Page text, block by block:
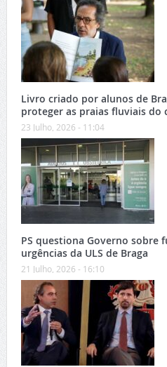
Livro criado por alunos de
proteger as praias fluviais do
23 Julho, 2026 - 11:04
PS questiona Governo sobre
urgências da ULS de Braga
21 Julho, 2026 - 16:10